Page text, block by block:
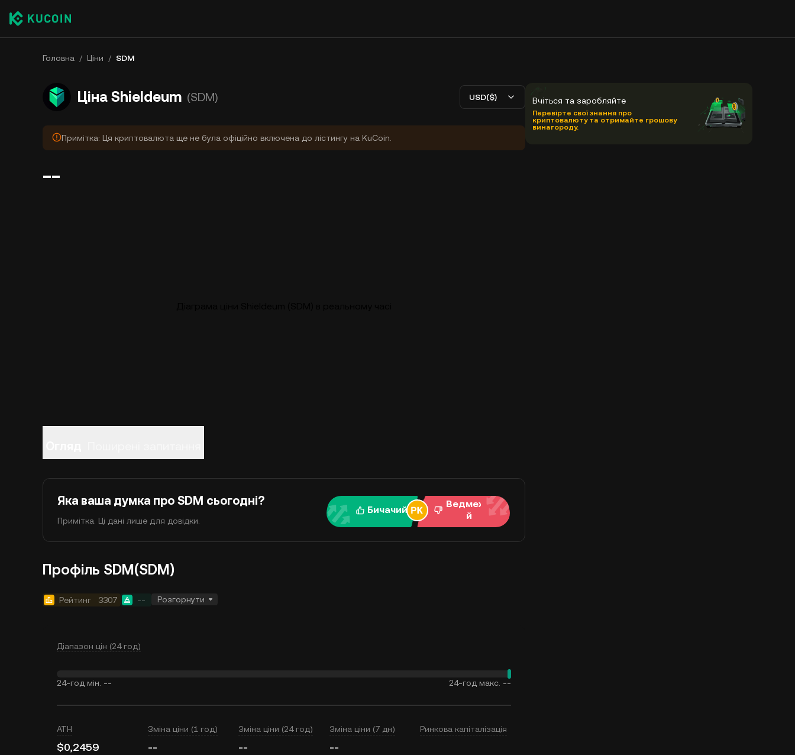
Головна / Ціни / SDM
Ціна Shieldeum (SDM) USD($)
Примітка: Ця криптовалюта ще не була офіційно включена до лістингу на KuCoin.
--
Яка ваша думка про SDM сьогодні?
Примітка. Ці дані лише для довідки.
Бичачий
Ведмежи
й
Профіль SDM(SDM)
Рейтинг 3307 -- Розгорнути
Діапазон цін (24 год)
24-год мін. -- 24-год макс. --
ATH
$0,2459
Зміна ціни (1 год)
--
Зміна ціни (24 год)
--
Зміна ціни (7 дн)
--
Ринкова капіталізація
Вчіться та заробляйте
Перевірте свої знання про
криптовалюту та отримайте грошову
винагороду.